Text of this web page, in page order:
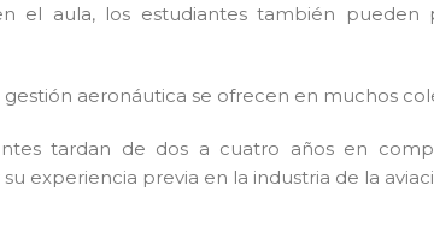
el aula, los estudiantes también pueden
aeronáutica se ofrecen en muchos
tardan de dos a cuatro años en
experiencia previa en la industria de la